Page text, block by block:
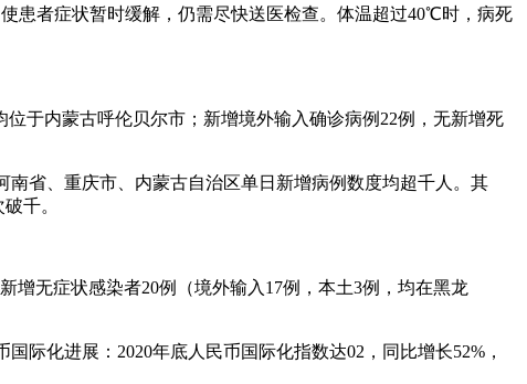
患者症状暂时缓解，仍需尽快送医检查。体温超过40℃时，病死
于内蒙古呼伦贝尔市；新增境外输入确诊病例22例，无新增死
南省、重庆市、内蒙古自治区单日新增病例数度均超千人。其
千。
增无症状感染者20例（境外输入17例，本土3例，均在黑龙
际化进展：2020年底人民币国际化指数达02，同比增长52%，